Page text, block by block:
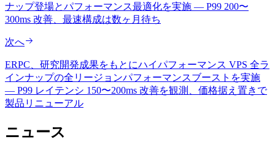
ナップ登場とパフォーマンス最適化を実施 — P99 200〜
300ms 改善、最速構成は数ヶ月待ち
次へ
ERPC、研究開発成果をもとにハイパフォーマンス VPS 全ラ
インナップの全リージョンパフォーマンスブーストを実施
— P99 レイテンシ 150〜200ms 改善を観測、価格据え置きで
製品リニューアル
ニュース